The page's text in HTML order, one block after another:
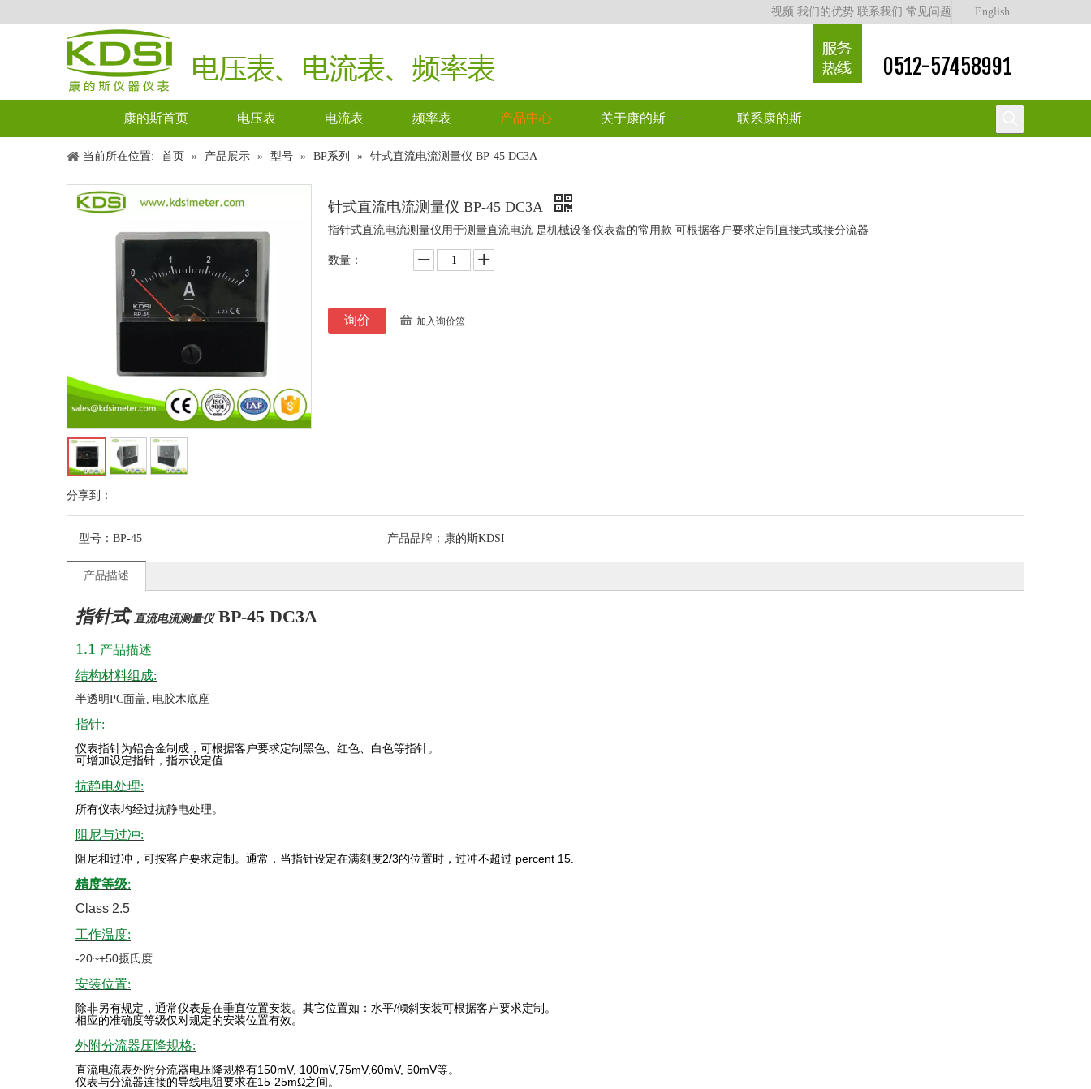
视频 我们的优势 联系我们 常见问题 English
0512-57458991
康的斯首页 电压表 电流表 频率表 产品中心 关于康的斯 联系康的斯
当前所在位置: 首页 » 产品展示 » 型号 » BP系列 » 针式直流电流测量仪 BP-45 DC3A
分享到：
针式直流电流测量仪 BP-45 DC3A
指针式直流电流测量仪用于测量直流电流 是机械设备仪表盘的常用款 可根据客户要求定制直接式或接分流器
数量：
询价 加入询价篮
型号： BP-45 产品品牌： 康的斯KDSI
产品描述
指针式 直流电流测量仪BP-45 DC3A
1.1 产品描述
结构材料组成:
半透明PC面盖, 电胶木底座
指针:
仪表指针为铝合金制成，可根据客户要求定制黑色、红色、白色等指针。
可增加设定指针，指示设定值
抗静电处理:
所有仪表均经过抗静电处理。
阻尼与过冲:
阻尼和过冲，可按客户要求定制。通常，当指针设定在满刻度2/3的位置时，过冲不超过 percent 15.
精度等级:
Class 2.5
工作温度:
-20~+50摄氏度
安装位置:
除非另有规定，通常仪表是在垂直位置安装。其它位置如：水平/倾斜安装可根据客户要求定制。
相应的准确度等级仅对规定的安装位置有效。
外附分流器压降规格:
直流电流表外附分流器电压降规格有150mV, 100mV,75mV,60mV, 50mV等。
仪表与分流器连接的导线电阻要求在15-25mΩ之间。